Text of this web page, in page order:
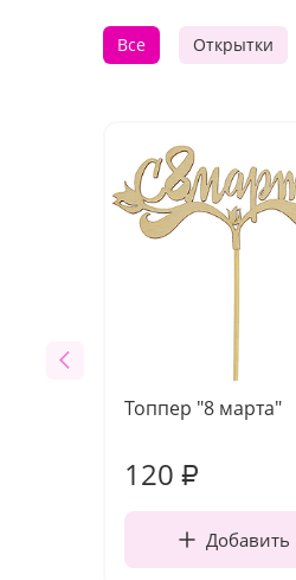
Все Открытки
Топпер "8 марта"
120 ₽
Добавить